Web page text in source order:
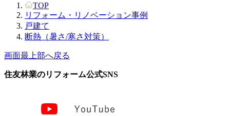
TOP
リフォーム・リノベーション事例
戸建て
断熱（暑さ/寒さ対策）
画面最上部へ戻る
住友林業のリフォーム公式SNS